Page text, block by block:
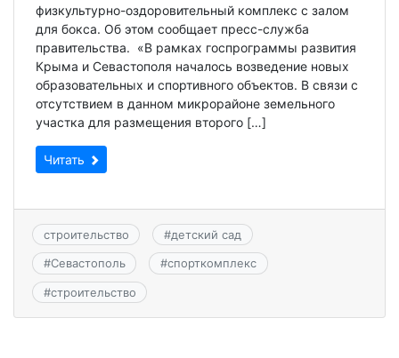
физкультурно-оздоровительный комплекс с залом
для бокса. Об этом сообщает пресс-служба
правительства. «В рамках госпрограммы развития
Крыма и Севастополя началось возведение новых
образовательных и спортивного объектов. В связи с
отсутствием в данном микрорайоне земельного
участка для размещения второго […]
Читать
строительство #детский сад
#Севастополь #спорткомплекс
#строительство